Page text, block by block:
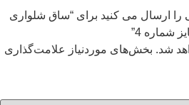
را ارسال می کنید برای “ساق شلواری
شماره 4”
شد. بخش‌های موردنیاز علامت‌گذاری